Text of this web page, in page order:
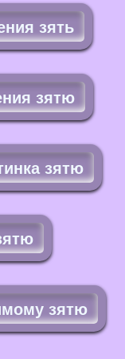
зять
зятю
зятю
зятю